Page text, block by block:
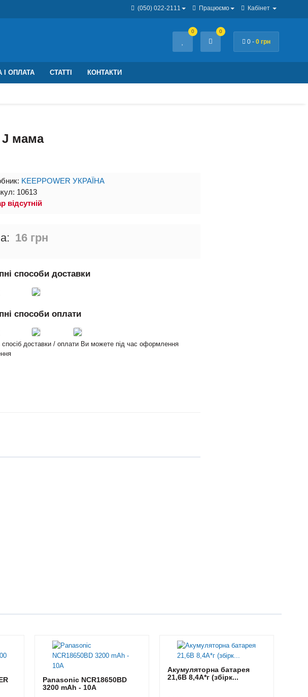
(050) 022-2111 Працюємо Кабінет
0 - 0 грн
0 0
І ОПЛАТА СТАТТІ КОНТАКТИ
J мама
KEEPPOWER УКРАЇНА
10613
відсутній
16 грн
способи доставки
способи оплати
спосіб доставки / оплати Ви можете під час оформлення
Panasonic NCR18650BD
3200 mAh - 10А
Акумуляторна батарея
21,6В 8,4A*г (збірк...